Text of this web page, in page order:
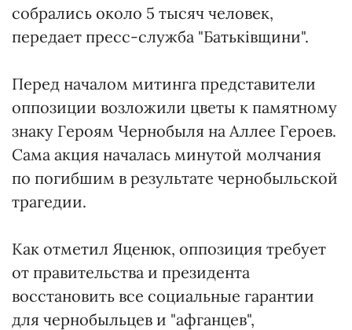
собрались около 5 тысяч человек,
передает пресс-служба "Батьківщини".
Перед началом митинга представители
оппозиции возложили цветы к памятному
знаку Героям Чернобыля на Аллее Героев.
Сама акция началась минутой молчания
по погибшим в результате чернобыльской
трагедии.
Как отметил Яценюк, оппозиция требует
от правительства и президента
восстановить все социальные гарантии
для чернобыльцев и "афганцев",